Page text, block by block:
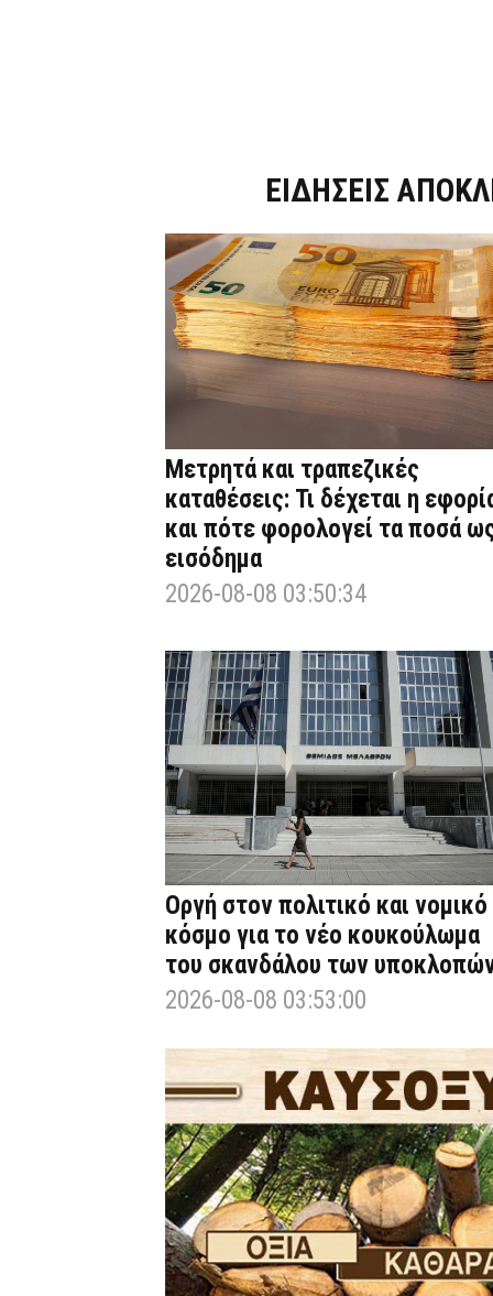
ΕΙΔΗΣΕΙΣ
Μετρητά και τραπεζικές
καταθέσεις: Τι δέχεται η
και πότε φορολογεί τα ποσά
εισόδημα
2026-08-08 03:50:34
Οργή στον πολιτικό και νομικό
κόσμο για το νέο κουκούλωμα
του σκανδάλου των
2026-08-08 03:53:00